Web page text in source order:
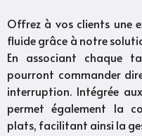
Offrez à vos clients une
fluide grâce à notre
En associant chaque
pourront commander
interruption. Intégrée
permet également la
plats, facilitant ainsi la